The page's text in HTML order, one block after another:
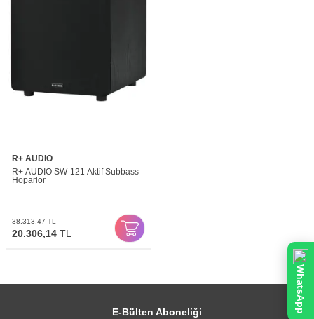
R+ AUDIO
R+ AUDIO SW-121 Aktif Subbass
Hoparlör
38.313,47TL
20.306,14 TL
E-Bülten Aboneliği WhatsApp